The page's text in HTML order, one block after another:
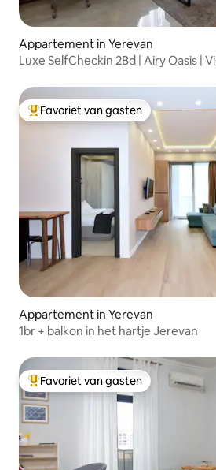
Appartement in Yerevan
Luxe SelfCheckin 2Bd | Airy Oasis |
Topfavoriet van gasten
Favoriet van gasten
Appartement in Yerevan
1br + balkon in het hartje Jerevan
Topfavoriet van gasten
Favoriet van gasten